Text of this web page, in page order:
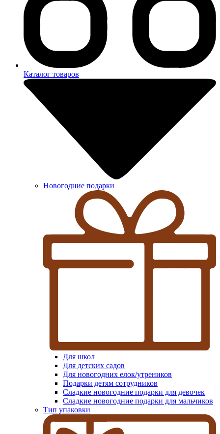
Каталог товаров
Новогодние подарки
Для школ
Для детских садов
Для новогодних елок/утреников
Подарки детям сотрудников
Сладкие новогодние подарки для девочек
Сладкие новогодние подарки для мальчиков
Тип упаковки